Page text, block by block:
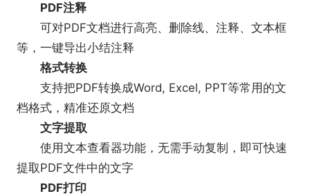
PDF注释
可对PDF文档进行高亮、删除线、注释、文本框
等，一键导出小结注释
格式转换
支持把PDF转换成Word, Excel, PPT等常用的文
档格式，精准还原文档
文字提取
使用文本查看器功能，无需手动复制，即可快速
提取PDF文件中的文字
PDF打印